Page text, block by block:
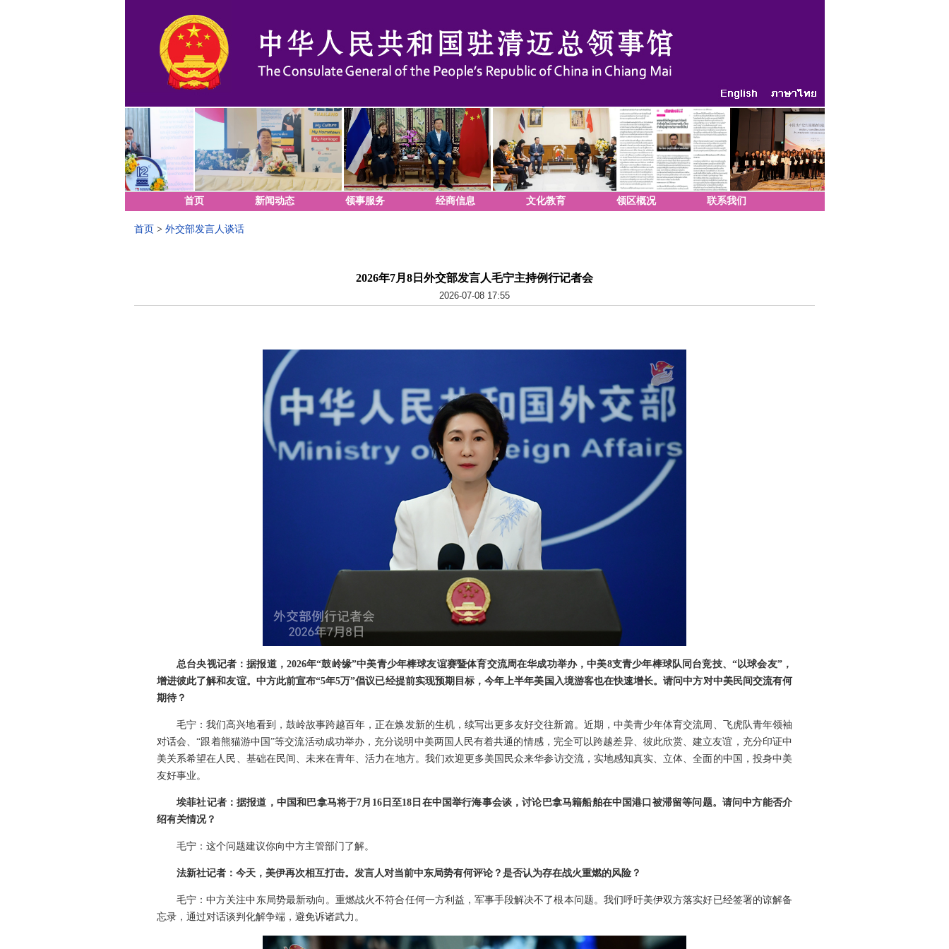
首页 新闻动态 领事服务 经商信息 文化教育 领区概况 联系我们
首页 > 外交部发言人谈话
2026年7月8日外交部发言人毛宁主持例行记者会
2026-07-08 17:55
总台央视记者：据报道，2026年“鼓岭缘”中美青少年棒球友谊赛暨体育交流周在华成功举办，中美8支青少年棒球队同台竞技、“以球会友”，
增进彼此了解和友谊。中方此前宣布“5年5万”倡议已经提前实现预期目标，今年上半年美国入境游客也在快速增长。请问中方对中美民间交流有何
期待？
毛宁：我们高兴地看到，鼓岭故事跨越百年，正在焕发新的生机，续写出更多友好交往新篇。近期，中美青少年体育交流周、飞虎队青年领袖
对话会、“跟着熊猫游中国”等交流活动成功举办，充分说明中美两国人民有着共通的情感，完全可以跨越差异、彼此欣赏、建立友谊，充分印证中
美关系希望在人民、基础在民间、未来在青年、活力在地方。我们欢迎更多美国民众来华参访交流，实地感知真实、立体、全面的中国，投身中美
友好事业。
埃菲社记者：据报道，中国和巴拿马将于7月16日至18日在中国举行海事会谈，讨论巴拿马籍船舶在中国港口被滞留等问题。请问中方能否介
绍有关情况？
毛宁：这个问题建议你向中方主管部门了解。
法新社记者：今天，美伊再次相互打击。发言人对当前中东局势有何评论？是否认为存在战火重燃的风险？
毛宁：中方关注中东局势最新动向。重燃战火不符合任何一方利益，军事手段解决不了根本问题。我们呼吁美伊双方落实好已经签署的谅解备
忘录，通过对话谈判化解争端，避免诉诸武力。